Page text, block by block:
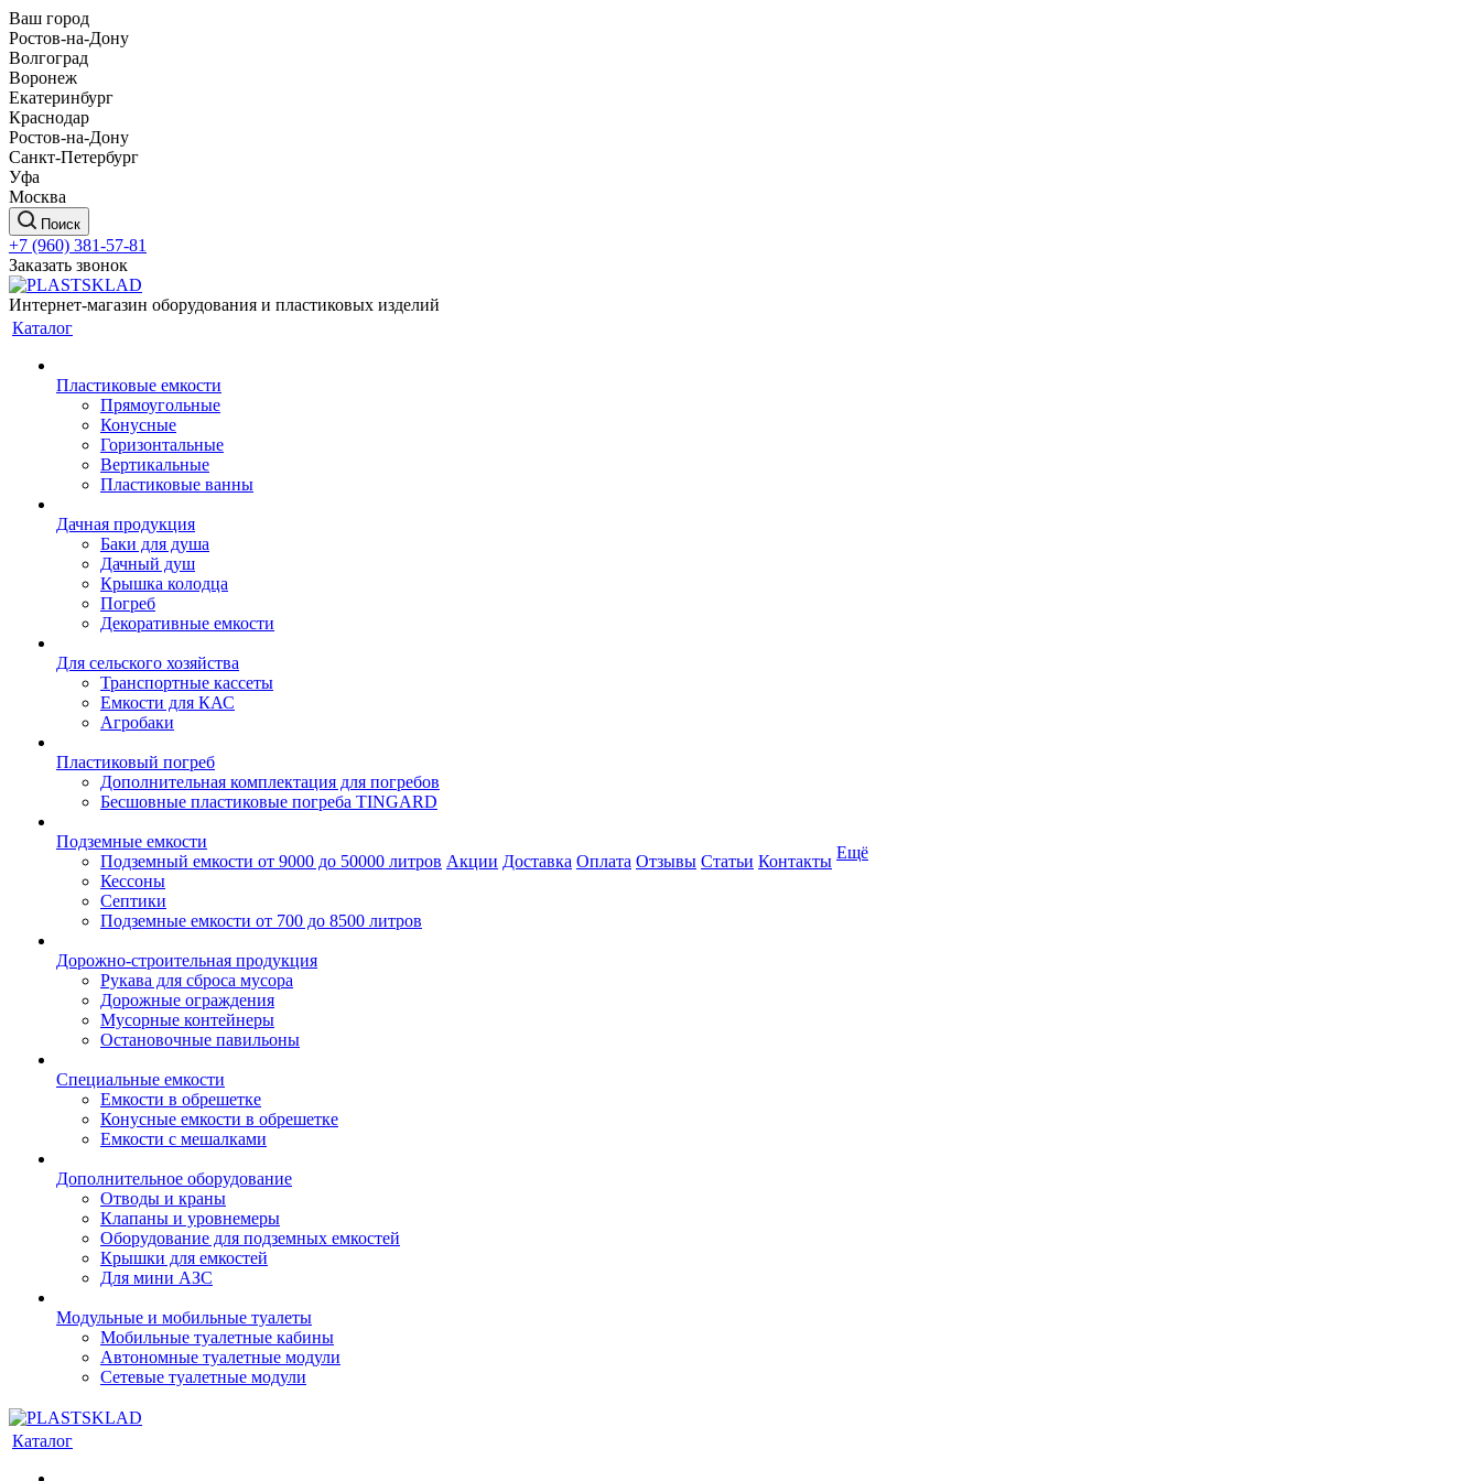
Ваш город
Ростов-на-Дону
Волгоград
Воронеж
Екатеринбург
Краснодар
Ростов-на-Дону
Санкт-Петербург
Уфа
Москва
Поиск
+7 (960) 381-57-81
Заказать звонок
Интернет-магазин оборудования и пластиковых изделий
Каталог
Пластиковые емкости
Прямоугольные
Конусные
Горизонтальные
Вертикальные
Пластиковые ванны
Дачная продукция
Баки для душа
Дачный душ
Крышка колодца
Погреб
Декоративные емкости
Для сельского хозяйства
Транспортные кассеты
Емкости для КАС
Агробаки
Пластиковый погреб
Дополнительная комплектация для погребов
Бесшовные пластиковые погреба TINGARD
Подземные емкости
Подземный емкости от 9000 до 50000 литров
Кессоны
Септики
Подземные емкости от 700 до 8500 литров
Дорожно-строительная продукция
Рукава для сброса мусора
Дорожные ограждения
Мусорные контейнеры
Остановочные павильоны
Специальные емкости
Емкости в обрешетке
Конусные емкости в обрешетке
Емкости с мешалками
Дополнительное оборудование
Отводы и краны
Клапаны и уровнемеры
Оборудование для подземных емкостей
Крышки для емкостей
Для мини АЗС
Модульные и мобильные туалеты
Мобильные туалетные кабины
Автономные туалетные модули
Сетевые туалетные модули
Акции Доставка Оплата Отзывы Статьи Контакты Ещё
Каталог